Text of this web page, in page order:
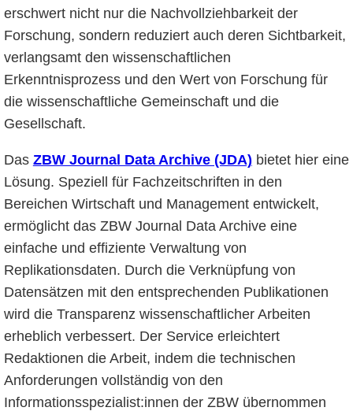
erschwert nicht nur die Nachvollziehbarkeit der
Forschung, sondern reduziert auch deren Sichtbarkeit,
verlangsamt den wissenschaftlichen
Erkenntnisprozess und den Wert von Forschung für
die wissenschaftliche Gemeinschaft und die
Gesellschaft.
Das ZBW Journal Data Archive (JDA) bietet hier eine
Lösung. Speziell für Fachzeitschriften in den
Bereichen Wirtschaft und Management entwickelt,
ermöglicht das ZBW Journal Data Archive eine
einfache und effiziente Verwaltung von
Replikationsdaten. Durch die Verknüpfung von
Datensätzen mit den entsprechenden Publikationen
wird die Transparenz wissenschaftlicher Arbeiten
erheblich verbessert. Der Service erleichtert
Redaktionen die Arbeit, indem die technischen
Anforderungen vollständig von den
Informationsspezialist:innen der ZBW übernommen